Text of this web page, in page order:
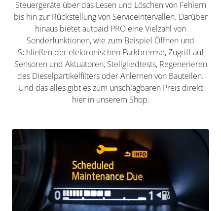
Steuergeräte über das Lesen und Löschen von Fehlern
bis hin zur Rückstellung von Serviceintervallen. Darüber
hinaus bietet autoaid PRO eine Vielzahl von
Sonderfunktionen, wie zum Beispiel Öffnen und
Schließen der elektronischen Parkbremse, Zugriff auf
Sensoren und Aktuatoren, Stellgliedtests, Regenerieren
des Dieselpartikelfilters oder Anlernen von Bauteilen.
Und das alles gibt es zum unschlagbaren Preis direkt
hier in unserem Shop.